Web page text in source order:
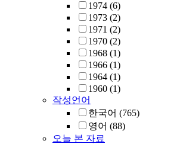
1974 (6)
1973 (2)
1971 (2)
1970 (2)
1968 (1)
1966 (1)
1964 (1)
1960 (1)
작성언어
한국어 (765)
영어 (88)
오늘 본 자료